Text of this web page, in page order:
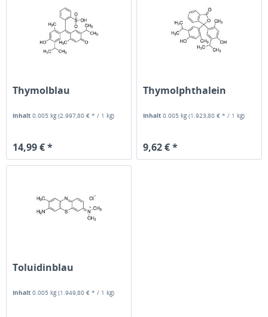
Thymolblau
Inhalt0.005 kg(2.997,80 € * / 1 kg)
14,99 € *
Thymolphthalein
Inhalt0.005 kg(1.923,80 € * / 1 kg)
9,62 € *
Toluidinblau
Inhalt0.005 kg(1.949,80 € * / 1 kg)